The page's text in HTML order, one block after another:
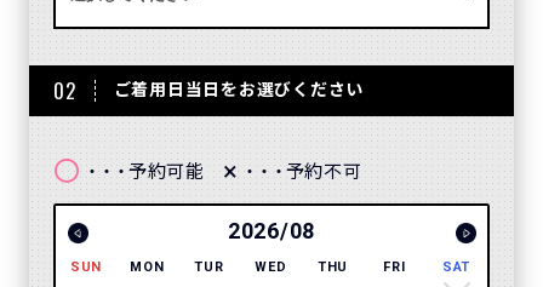
02 ご着用日当日をお選びください
〇 ・・・ 予約可能 × ・・・ 予約不可
2026/08
SUN MON TUR WED THU FRI SAT SUN